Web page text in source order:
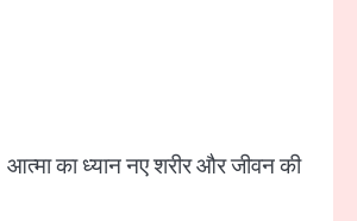
का ध्यान नए शरीर और जीवन की